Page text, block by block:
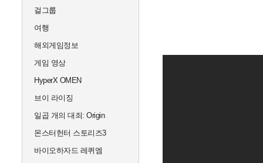
걸그룹
여행
해외게임정보
게임 영상
HyperX OMEN
브이 라이징
일곱 개의 대죄: Origin
몬스터헌터 스토리즈3
바이오하자드 레퀴엠